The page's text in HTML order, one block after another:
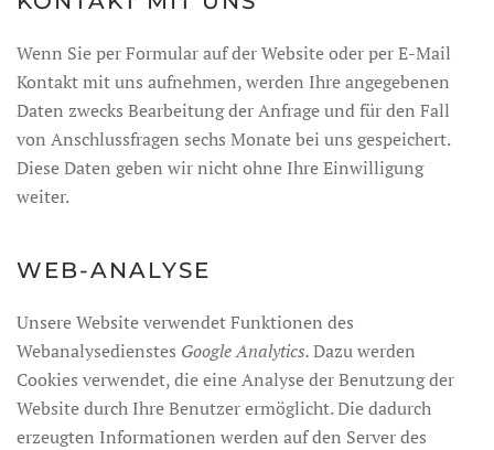
Wenn Sie per Formular auf der Website oder per E-Mail
Kontakt mit uns aufnehmen, werden Ihre angegebenen
Daten zwecks Bearbeitung der Anfrage und für den Fall
von Anschlussfragen sechs Monate bei uns gespeichert.
Diese Daten geben wir nicht ohne Ihre Einwilligung
weiter.
WEB-ANALYSE
Unsere Website verwendet Funktionen des
Webanalysedienstes Google Analytics.Dazu werden
Cookies verwendet, die eine Analyse der Benutzung der
Website durch Ihre Benutzer ermöglicht. Die dadurch
erzeugten Informationen werden auf den Server des